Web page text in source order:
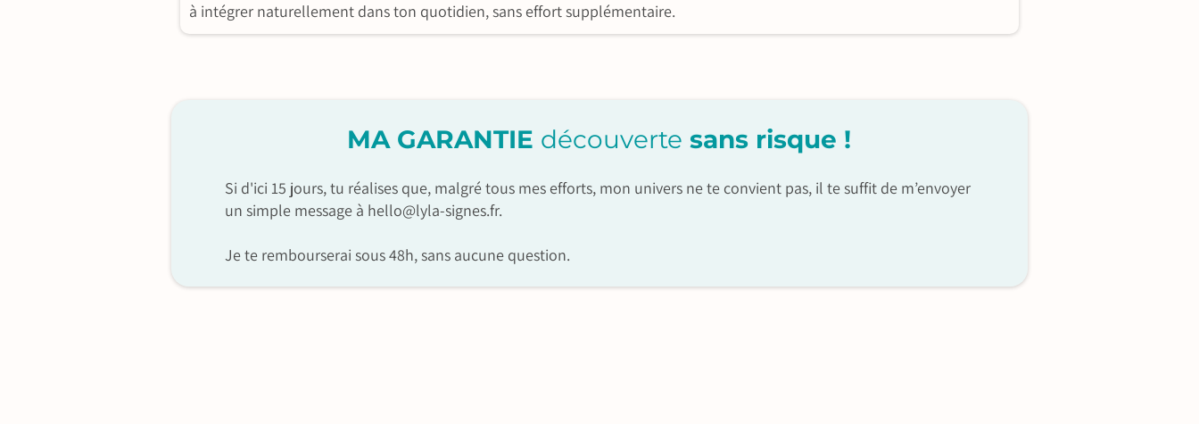
à intégrer naturellement dans ton quotidien, sans effort supplémentaire.
MA GARANTIE découverte sans risque !
Si d'ici 15 jours, tu réalises que, malgré tous mes efforts, mon univers ne te convient pas, il te suffit de m’envoyer
un simple message à hello@lyla-signes.fr.
Je te rembourserai sous 48h, sans aucune question.